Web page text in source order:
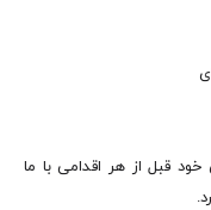
قبل از هر اقدامی با ما